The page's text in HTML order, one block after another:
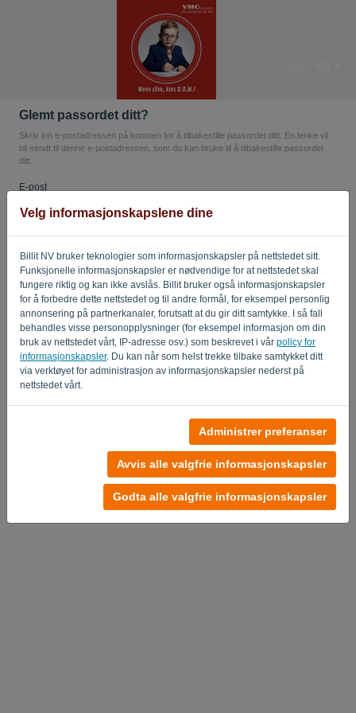
Velg informasjonskapslene dine
Billit NV bruker teknologier som informasjonskapsler på nettstedet sitt.
Funksjonelle informasjonskapsler er nødvendige for at nettstedet skal
fungere riktig og kan ikke avslås. Billit bruker også informasjonskapsler
for å forbedre dette nettstedet og til andre formål, for eksempel personlig
annonsering på partnerkanaler, forutsatt at du gir ditt samtykke. I så fall
behandles visse personopplysninger (for eksempel informasjon om din
bruk av nettstedet vårt, IP-adresse osv.) som beskrevet i vår policy for
informasjonskapsler. Du kan når som helst trekke tilbake samtykket ditt
via verktøyet for administrasjon av informasjonskapsler nederst på
nettstedet vårt.
Administrer preferanser
Avvis alle valgfrie informasjonskapsler
Godta alle valgfrie informasjonskapsler
Glemt passordet ditt?
Skriv inn e-postadressen på kontoen for å tilbakestille passordet ditt. En lenke vil
bli sendt til denne e-postadressen, som du kan bruke til å tilbakestille passordet
ditt.
E-post
SEND LENKE
Tilbake til påloggingssiden
Privacy Policy -Terms of Service.